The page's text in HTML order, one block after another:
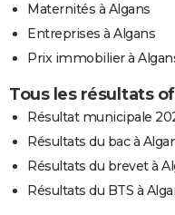
Maternités à Algans
Entreprises à Algans
Prix immobilier à
Tous les résultats
Résultat municipale
Résultats du bac à
Résultats du brevet à
Résultats du BTS à